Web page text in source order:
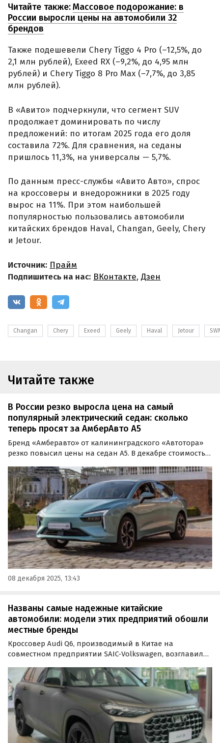
Читайте также:Массовое подорожание: в
России выросли цены на автомобили 32
брендов
Также подешевели Chery Tiggo 4 Pro (–12,5%, до
2,1 млн рублей), Exeed RX (–9,2%, до 4,95 млн
рублей) и Chery Tiggo 8 Pro Max (–7,7%, до 3,85
млн рублей).
В «Авито» подчеркнули, что сегмент SUV
продолжает доминировать по числу
предложений: по итогам 2025 года его доля
составила 72%. Для сравнения, на седаны
пришлось 11,3%, на универсалы — 5,7%.
По данным пресс-службы «Авито Авто», спрос
на кроссоверы и внедорожники в 2025 году
вырос на 11%. При этом наибольшей
популярностью пользовались автомобили
китайских брендов Haval, Changan, Geely, Chery
и Jetour.
Источник: Прайм
Подпишитесь на нас: ВКонтакте, Дзен
Changan Chery Exeed Geely Haval Jetour
Читайте также
В России резко выросла цена на самый
популярный электрический седан: сколько
теперь просят за АмберАвто А5
Бренд «Амберавто» от калининградского «Автотора»
резко повысил цены на седан A5. В декабре стоимость
рублей в зависимости от версии.
08 декабря 2025, 13:43
Названы самые надежные китайские
автомобили: модели этих предприятий обошли
местные бренды
Кроссовер Audi Q6, производимый в Китае на
совместном предприятии SAIC-Volkswagen, возглавил
автомобилей, собранных в стране.